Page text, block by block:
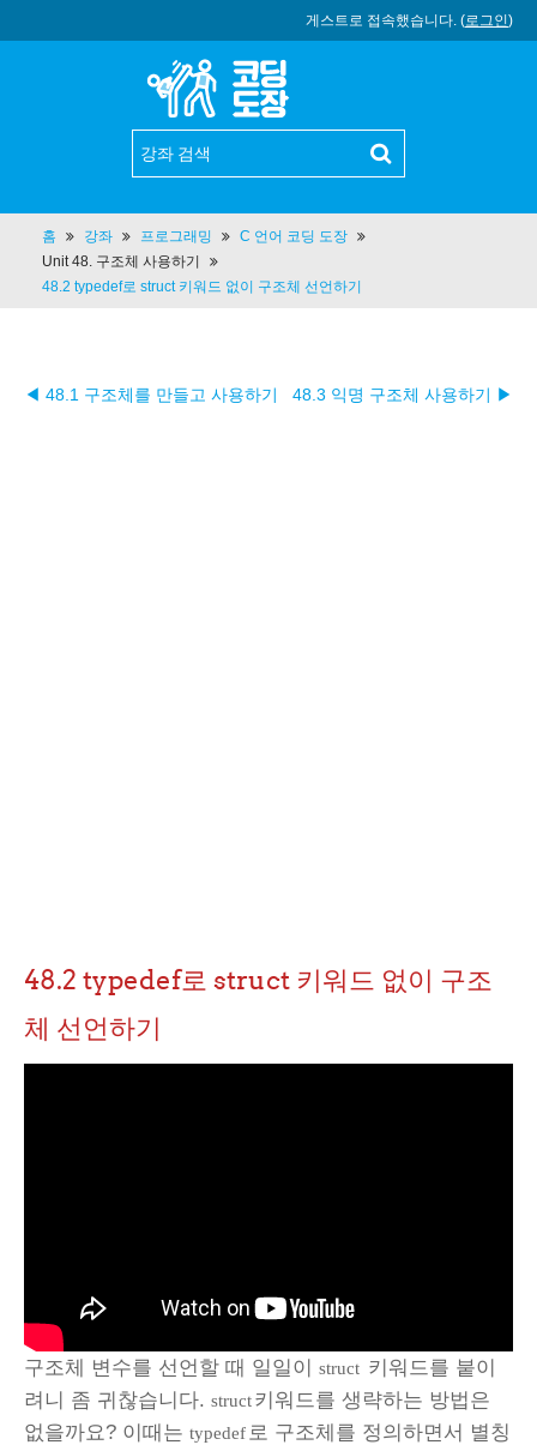
게스트로 접속했습니다. (로그인)
홈 강좌 프로그래밍
C 언어 코딩 도장
Unit 48. 구조체 사용하기
48.2 typedef로 struct 키워드 없이 구조체 선언하기
◀ 48.1 구조체를 만들고 사용하기 48.3 익명 구조체 사용하기 ▶︎
48.2 typedef로 struct 키워드 없이 구조
체 선언하기
구조체 변수를 선언할 때 일일이 struct 키워드를 붙이
려니 좀 귀찮습니다. struct키워드를 생략하는 방법은
없을까요? 이때는 typedef 로 구조체를 정의하면서 별칭